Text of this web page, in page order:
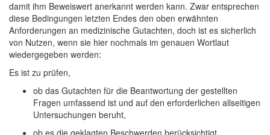
damit ihm Beweiswert anerkannt werden kann. Zwar entsprechen
diese Bedingungen letzten Endes den oben erwähnten
Anforderungen an medizinische Gutachten, doch ist es sicherlich
von Nutzen, wenn sie hier nochmals im genauen Wortlaut
wiedergegeben werden:
Es ist zu prüfen,
ob das Gutachten für die Beantwortung der gestellten
Fragen umfassend ist und auf den erforderlichen allseitigen
Untersuchungen beruht,
ob es die geklagten Beschwerden berücksichtigt,